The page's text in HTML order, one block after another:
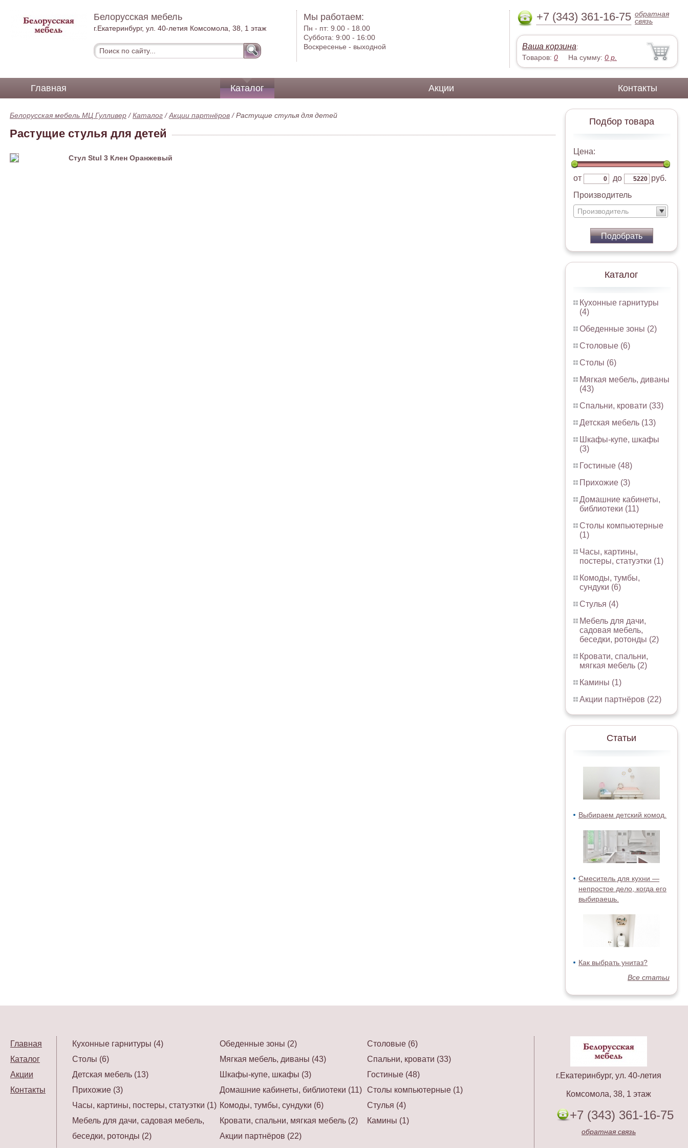
Белорусская мебель
г.Екатеринбург, ул. 40-летия Комсомола, 38, 1 этаж
Мы работаем:
Пн - пт:9.00 - 18.00
Суббота:9:00 - 16:00
Воскресенье - выходной
+7 (343) 361-16-75 обратная
связь
Ваша корзина:
Товаров: 0 На сумму: 0 р.
Главная Каталог Акции Контакты
Подбор товара
Цена:
от до
руб.
Производитель
Производитель
Подобрать
Каталог
Кухонные гарнитуры
(4)
Обеденные зоны (2)
Столовые (6)
Столы (6)
Мягкая мебель, диваны
(43)
Спальни, кровати (33)
Детская мебель (13)
Шкафы-купе, шкафы
(3)
Гостиные (48)
Прихожие (3)
Домашние кабинеты,
библиотеки (11)
Столы компьютерные
(1)
Часы, картины,
постеры, статуэтки (1)
Комоды, тумбы,
сундуки (6)
Стулья (4)
Мебель для дачи,
садовая мебель,
беседки, ротонды (2)
Кровати, спальни,
мягкая мебель (2)
Камины (1)
Акции партнёров (22)
Статьи
Выбираем детский комод.
Смеситель для кухни —
непростое дело, когда его
выбираешь.
Как выбрать унитаз?
Все статьи
Белорусская мебель МЦ Гулливер /Каталог /Акции партнёров /Растущие стулья для детей
Растущие стулья для детей
Стул Stul 3 Клен Оранжевый
Главная
Каталог
Акции
Контакты
г.Екатеринбург, ул. 40-летия
Комсомола, 38, 1 этаж
+7 (343) 361-16-75
обратная связь
Кухонные гарнитуры (4) Обеденные зоны (2)
Столовые (6)
Столы (6)
Мягкая мебель, диваны (43)
Спальни, кровати (33)
Детская мебель (13)
Шкафы-купе, шкафы (3)
Гостиные (48)
Прихожие (3)
Домашние кабинеты, библиотеки (11)
Столы компьютерные (1)
Часы, картины, постеры, статуэтки (1) Комоды, тумбы, сундуки (6)
Стулья (4)
Мебель для дачи, садовая мебель,
беседки, ротонды (2)
Кровати, спальни, мягкая мебель (2)
Камины (1)
Акции партнёров (22)